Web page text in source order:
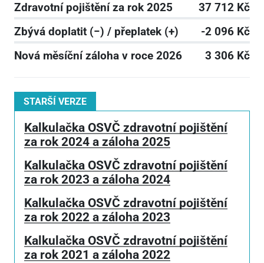
Zdravotní pojištění za rok 2025
37 712 Kč
Zbývá doplatit (−) / přeplatek (+)
-2 096 Kč
Nová měsíční záloha v roce 2026
3 306 Kč
STARŠÍ VERZE
Kalkulačka OSVČ zdravotní pojištění
za rok 2024 a záloha 2025
Kalkulačka OSVČ zdravotní pojištění
za rok 2023 a záloha 2024
Kalkulačka OSVČ zdravotní pojištění
za rok 2022 a záloha 2023
Kalkulačka OSVČ zdravotní pojištění
za rok 2021 a záloha 2022